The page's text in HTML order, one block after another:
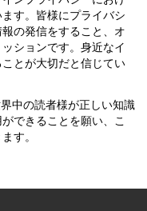
す。皆様にプライバシ
の発信をすること、オ
ションです。身近なイ
とが大切だと信じてい
中の読者様が正しい知識
できることを願い、こ
す。